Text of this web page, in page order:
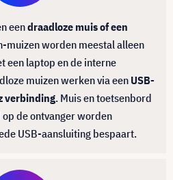
eendraadloze muis of een
muizen worden meestal alleen
een laptop en de interne
muizen werken via een USB-
verbinding. Muis en toetsenbord
de ontvanger worden
USB-aansluiting bespaart.